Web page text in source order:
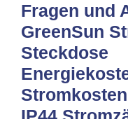
Fragen und
GreenSun
Steckdose